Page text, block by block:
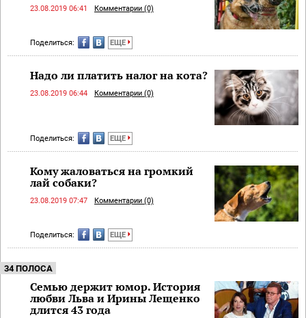
23.08.2019 06:41 Комментарии (0)
Поделиться: ЕЩЕ
Надо ли платить налог на кота?
23.08.2019 06:44 Комментарии (0)
Поделиться: ЕЩЕ
Кому жаловаться на громкий
лай собаки?
23.08.2019 07:47 Комментарии (0)
Поделиться: ЕЩЕ
34 ПОЛОСА
Семью держит юмор. История
любви Льва и Ирины Лещенко
длится 43 года